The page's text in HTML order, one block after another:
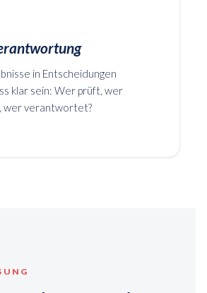
in Entscheidungen
klar sein: Wer prüft, wer
wer verantwortet?